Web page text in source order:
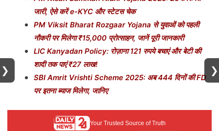
जारी, ऐसे करें e-KYC और स्टेटस चेक
PM Viksit Bharat Rozgaar Yojana से युवाओं को पहली
नौकरी पर मिलेगा ₹15,000 प्रोत्साहन, जानें पूरी जानकारी
LIC Kanyadan Policy: रोज़ाना 121 रुपये बचाएं और बेटी की
शादी तक पाएं ₹27 लाख!
SBI Amrit Vrishti Scheme 2025: अब 444 दिनों की FD
पर इतना ब्याज मिलेगा, जानिए
Your Trusted Source of Truth
❯ ❯